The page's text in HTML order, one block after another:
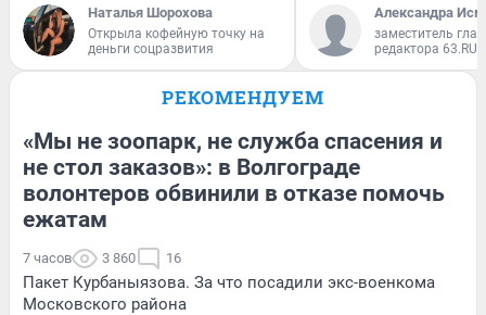
Наталья Шорохова
Открыла кофейную точку на
деньги соцразвития
Александра
заместитель
редактора 63.RU
РЕКОМЕНДУЕМ
«Мы не зоопарк, не служба спасения и
не стол заказов»: в Волгограде
волонтеров обвинили в отказе помочь
ежатам
7 часов 3 860 16
Пакет Курбаныязова. За что посадили экс-военкома
Московского района